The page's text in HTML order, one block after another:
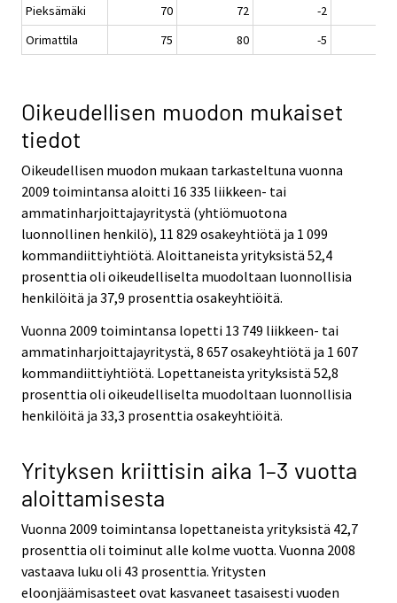
Pieksämäki
70 72
-2
Orimattila
75 80 -5
Oikeudellisen muodon mukaiset
tiedot
Oikeudellisen muodon mukaan tarkasteltuna vuonna
2009 toimintansa aloitti 16 335 liikkeen- tai
ammatinharjoittajayritystä (yhtiömuotona
luonnollinen henkilö), 11 829 osakeyhtiötä ja 1 099
kommandiittiyhtiötä. Aloittaneista yrityksistä 52,4
prosenttia oli oikeudelliselta muodoltaan luonnollisia
henkilöitä ja 37,9 prosenttia osakeyhtiöitä.
Vuonna 2009 toimintansa lopetti 13 749 liikkeen- tai
ammatinharjoittajayritystä, 8 657 osakeyhtiötä ja 1 607
kommandiittiyhtiötä. Lopettaneista yrityksistä 52,8
prosenttia oli oikeudelliselta muodoltaan luonnollisia
henkilöitä ja 33,3 prosenttia osakeyhtiöitä.
Yrityksen kriittisin aika 1–3 vuotta
aloittamisesta
Vuonna 2009 toimintansa lopettaneista yrityksistä 42,7
prosenttia oli toiminut alle kolme vuotta. Vuonna 2008
vastaava luku oli 43 prosenttia. Yritysten
eloonjäämisasteet ovat kasvaneet tasaisesti vuoden